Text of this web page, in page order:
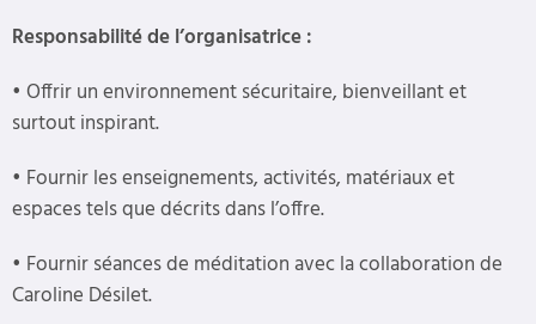
Responsabilité de l’organisatrice :
• Offrir un environnement sécuritaire, bienveillant et
surtout inspirant.
• Fournir les enseignements, activités, matériaux et
espaces tels que décrits dans l’offre.
• Fournir séances de méditation avec la collaboration de
Caroline Désilet.